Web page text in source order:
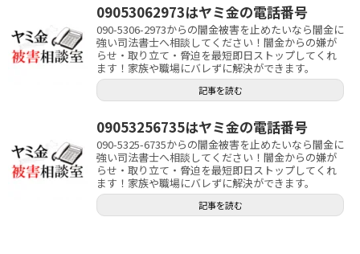
09053062973はヤミ金の電話番号
090-5306-2973からの闇金被害を止めたいなら闇金に
強い司法書士へ相談してください！闇金からの嫌が
らせ・取り立て・脅迫を最短即日ストップしてくれ
ます！家族や職場にバレずに解決ができます。
記事を読む
09053256735はヤミ金の電話番号
090-5325-6735からの闇金被害を止めたいなら闇金に
強い司法書士へ相談してください！闇金からの嫌が
らせ・取り立て・脅迫を最短即日ストップしてくれ
ます！家族や職場にバレずに解決ができます。
記事を読む